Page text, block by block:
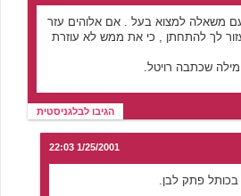
משאלה למצוא בעל . אם אלוהים עזר
לך להתחתן , כי את ממש לא עוזרת
שכתבה רויטל.
הגיבו לבלגניסטית
1/25/2001 22:03
בכותל פתק לבן.